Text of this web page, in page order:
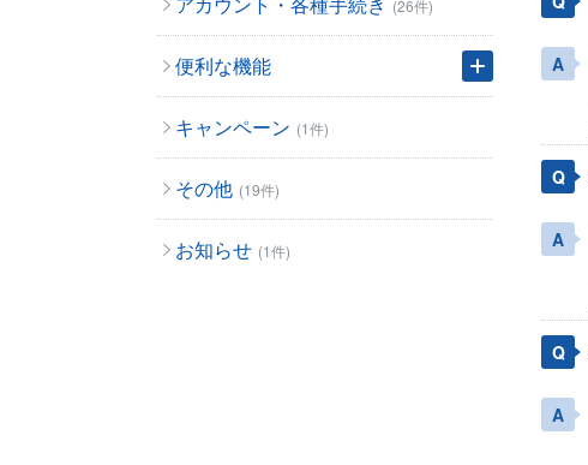
(26件)
便利な機能
キャンペーン (1件)
その他 (19件)
お知らせ (1件)